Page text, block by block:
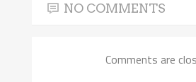
NO COMMENTS
Comments are